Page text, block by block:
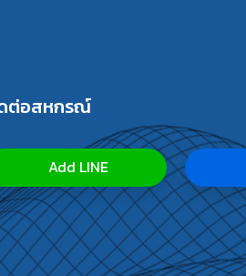
ต่อสหกรณ์
Add LINE